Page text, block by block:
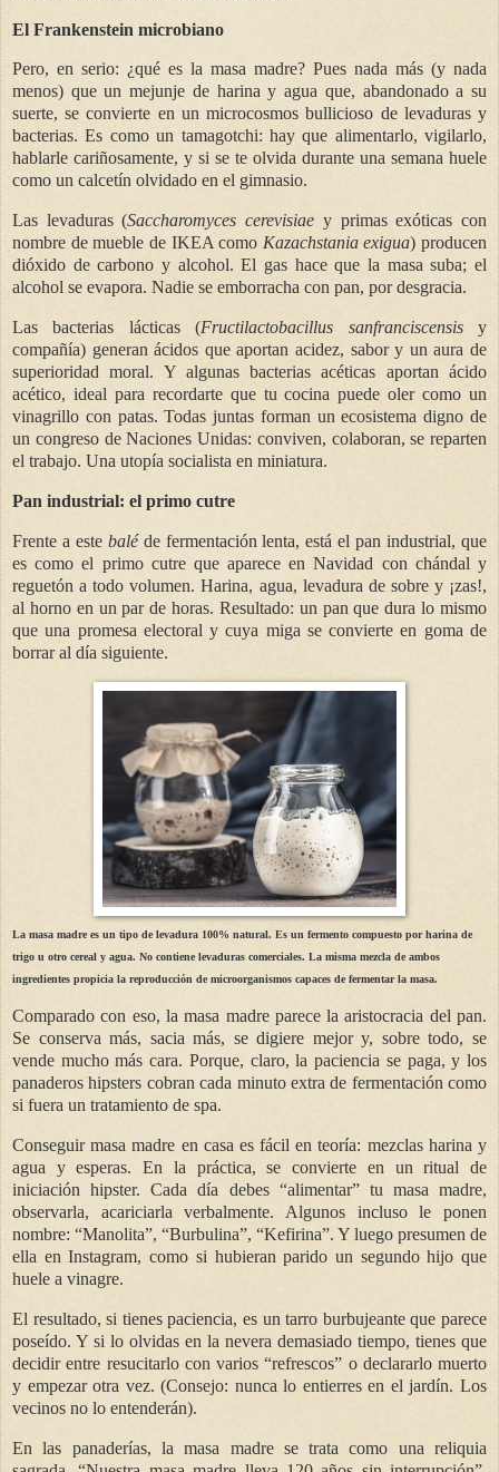
El Frankenstein microbiano
Pero, en serio: ¿qué es la masa madre? Pues nada más (y nada
menos) que un mejunje de harina y agua que, abandonado a su
suerte, se convierte en un microcosmos bullicioso de levaduras y
bacterias. Es como un tamagotchi: hay que alimentarlo, vigilarlo,
hablarle cariñosamente, y si se te olvida durante una semana huele
como un calcetín olvidado en el gimnasio.
Las levaduras (Saccharomyces cerevisiae y primas exóticas con
nombre de mueble de IKEA como Kazachstania exigua) producen
dióxido de carbono y alcohol. El gas hace que la masa suba; el
alcohol se evapora. Nadie se emborracha con pan, por desgracia.
Las bacterias lácticas (Fructilactobacillus sanfranciscensisy
compañía) generan ácidos que aportan acidez, sabor y un aura de
superioridad moral. Y algunas bacterias acéticas aportan ácido
acético, ideal para recordarte que tu cocina puede oler como un
vinagrillo con patas. Todas juntas forman un ecosistema digno de
un congreso de Naciones Unidas: conviven, colaboran, se reparten
el trabajo. Una utopía socialista en miniatura.
Pan industrial: el primo cutre
Frente a este balé de fermentación lenta, está el pan industrial, que
es como el primo cutre que aparece en Navidad con chándal y
reguetón a todo volumen. Harina, agua, levadura de sobre y ¡zas!,
al horno en un par de horas. Resultado: un pan que dura lo mismo
que una promesa electoral y cuya miga se convierte en goma de
borrar al día siguiente.
La masa madre es un tipo de levadura 100% natural. Es un fermento compuesto por harina de
trigo u otro cereal y agua. No contiene levaduras comerciales. La misma mezcla de ambos
ingredientes propicia la reproducción de microorganismos capaces de fermentar la masa.
Comparado con eso, la masa madre parece la aristocracia del pan.
Se conserva más, sacia más, se digiere mejor y, sobre todo, se
vende mucho más cara. Porque, claro, la paciencia se paga, y los
panaderos hipsters cobran cada minuto extra de fermentación como
si fuera un tratamiento de spa.
Conseguir masa madre en casa es fácil en teoría: mezclas harina y
agua y esperas. En la práctica, se convierte en un ritual de
iniciación hipster. Cada día debes “alimentar” tu masa madre,
observarla, acariciarla verbalmente. Algunos incluso le ponen
nombre: “Manolita”, “Burbulina”, “Kefirina”. Y luego presumen de
ella en Instagram, como si hubieran parido un segundo hijo que
huele a vinagre.
El resultado, si tienes paciencia, es un tarro burbujeante que parece
poseído. Y si lo olvidas en la nevera demasiado tiempo, tienes que
decidir entre resucitarlo con varios “refrescos” o declararlo muerto
y empezar otra vez. (Consejo: nunca lo entierres en el jardín. Los
vecinos no lo entenderán).
En las panaderías, la masa madre se trata como una reliquia